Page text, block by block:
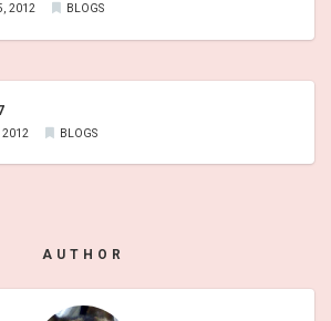
2012 BLOGS
2012 BLOGS
AUTHOR